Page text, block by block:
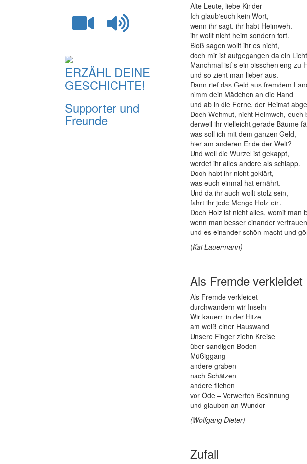
ERZÄHL DEINE
GESCHICHTE!
Supporter und
Freunde
Alte Leute, liebe Kinder
Ich glaub‘euch kein Wort,
wenn ihr sagt, ihr habt Heimweh,
ihr wollt nicht heim sondern fort.
Bloß sagen wollt ihr es nicht,
doch mir ist aufgegangen da ein
Manchmal ist`s ein bisschen eng zu
und so zieht man lieber aus.
Dann rief das Geld aus fremdem
nimm dein Mädchen an die Hand
und ab in die Ferne, der Heimat
Doch Wehmut, nicht Heimweh, euch
derweil ihr vielleicht gerade Bäume
was soll ich mit dem ganzen Geld,
hier am anderen Ende der Welt?
Und weil die Wurzel ist gekappt,
werdet ihr alles andere als schlapp.
Doch habt ihr nicht geklärt,
was euch einmal hat ernährt.
Und da ihr auch wollt stolz sein,
fahrt ihr jede Menge Holz ein.
Doch Holz ist nicht alles, womit man
wenn man besser einander
und es einander schön macht und
(Kai Lauermann)
Als Fremde verkleidet
Als Fremde verkleidet
durchwandern wir Inseln
Wir kauern in der Hitze
am weiß einer Hauswand
Unsere Finger ziehn Kreise
über sandigen Boden
Müßiggang
andere graben
nach Schätzen
andere fliehen
vor Öde – Verwerfen Besinnung
und glauben an Wunder
(Wolfgang Dieter)
Zufall